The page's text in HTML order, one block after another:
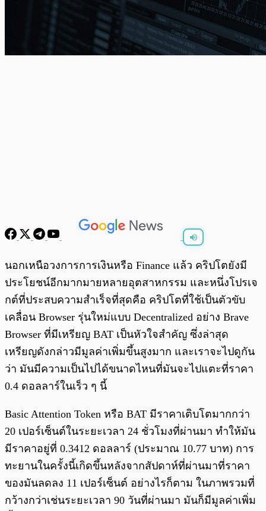
พร้อมเล่น 0:00 / 0:00
นอกเหนือวงการการเงินหรือ Finance แล้ว คริปโตยังมี
ประโยชน์อีกมากมายหลายอุตสาหกรรม และหนึ่งโปรเจ
กต์ที่ประสบความสำเร็จที่สุดคือ คริปโตที่ใช้เป็นตัวขับ
เคลื่อน Browser รุ่นใหม่แบบ Decentralized อย่าง Brave
Browser ที่มีเหรียญ BAT เป็นหัวใจสำคัญ ซึ่งล่าสุด
เหรียญดังกล่าวมีมูลค่าเพิ่มขึ้นสูงมาก และเราจะไปดูกัน
ว่า มันมีความเป็นไปได้ขนาดไหนที่มันจะไปแตะที่ราคา
0.4 ดอลลาร์ในเร็ว ๆ นี้
Basic Attention Token หรือ BAT มีราคาเติบโตมากกว่า
20 เปอร์เซ็นต์ในระยะเวลา 24 ชั่วโมงที่ผ่านมา ทำให้มัน
มีราคาอยู่ที่ 0.3412 ดอลลาร์ (ประมาณ 10.77 บาท) การ
ทะยานในครั้งนี้เกิดขึ้นหลังจากสัปดาห์ที่ผ่านมาที่ราคา
ของมันลดลง 11 เปอร์เซ็นต์ อย่างไรก็ตาม ในภาพรวมที่
กว้างกว่าเช่นระยะเวลา 90 วันที่ผ่านมา มันก็มีมูลค่าเพิ่ม